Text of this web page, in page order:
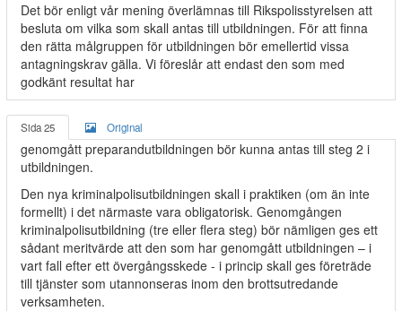
Det bör enligt vår mening överlämnas till Rikspolisstyrelsen att
besluta om vilka som skall antas till utbildningen. För att finna
den rätta målgruppen för utbildningen bör emellertid vissa
antagningskrav gälla. Vi föreslår att endast den som med
godkänt resultat har
Sida 25 Original
genomgått preparandutbildningen bör kunna antas till steg 2 i
utbildningen.
Den nya kriminalpolisutbildningen skall i praktiken (om än inte
formellt) i det närmaste vara obligatorisk. Genomgången
kriminalpolisutbildning (tre eller flera steg) bör nämligen ges ett
sådant meritvärde att den som har genomgått utbildningen – i
vart fall efter ett övergångsskede - i princip skall ges företräde
till tjänster som utannonseras inom den brottsutredande
verksamheten.